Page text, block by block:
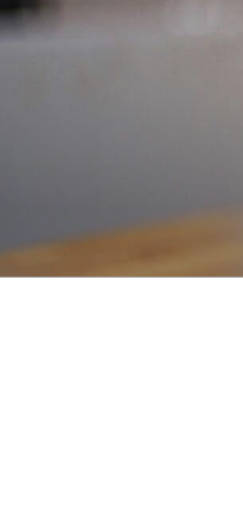
Saltar
al